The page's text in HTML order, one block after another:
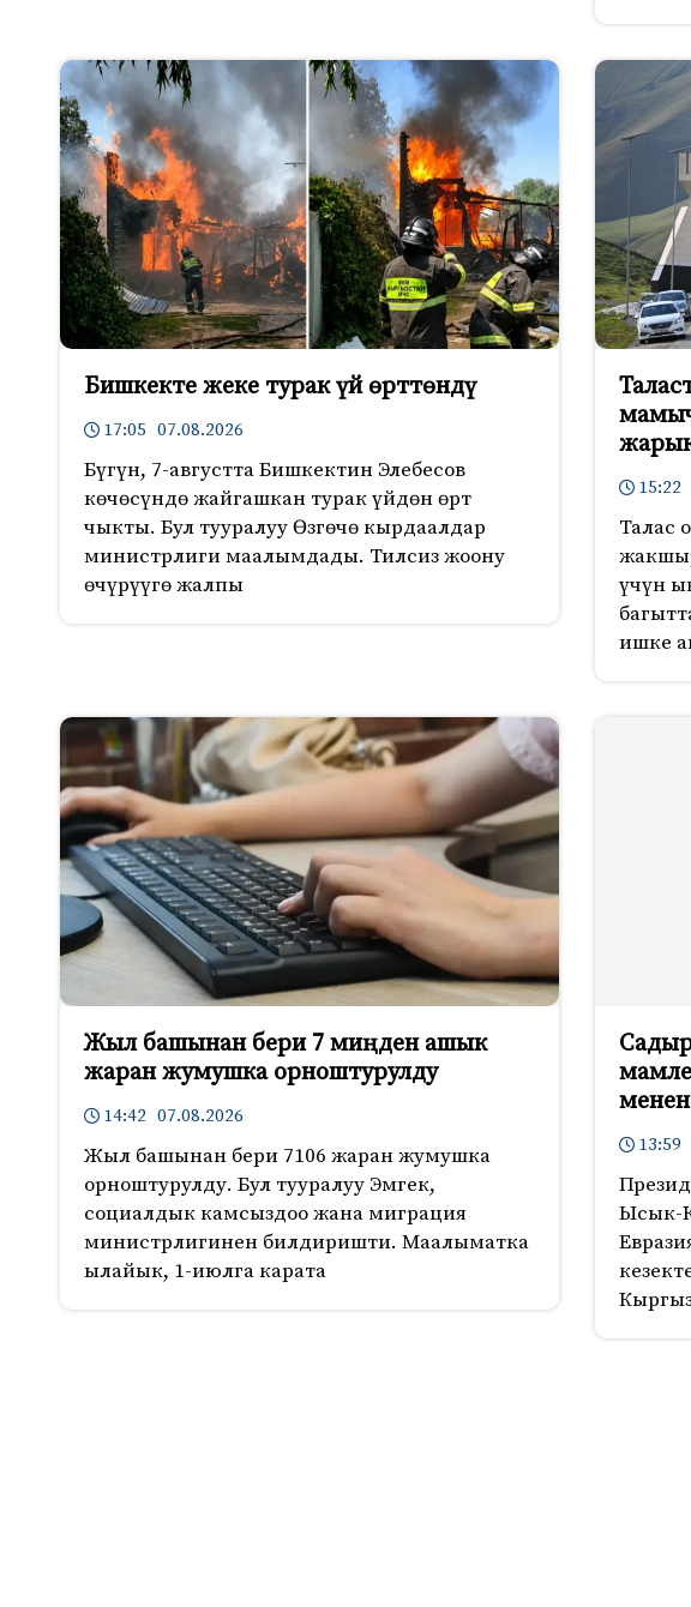
Бишкекте жеке турак үй өрттөндү
17:05 07.08.2026
Бүгүн, 7-августта Бишкектин Элебесов
көчөсүндө жайгашкан турак үйдөн өрт
чыкты. Бул тууралуу Өзгөчө кырдаалдар
министрлиги маалымдады. Тилсиз жоону
өчүрүүгө жалпы
15:22
Талас
үчүн
ишке
Жыл башынан бери 7 миңден ашык
жаран жумушка орноштурулду
14:42 07.08.2026
Жыл башынан бери 7106 жаран жумушка
орноштурулду. Бул тууралуу Эмгек,
социалдык камсыздоо жана миграция
министрлигинен билдиришти. Маалыматка
ылайык, 1-июлга карата
13:59
Ысык-